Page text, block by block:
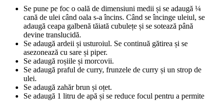
Se pune pe foc o oală de dimensiuni medii și se adaugă ¼
cană de ulei când oala s-a încins. Când se încinge uleiul, se
adaugă ceapa galbenă tăiată cubulețe și se sotează până
devine translucidă.
Se adaugă ardeii și usturoiul. Se continuă gătirea și se
asezonează cu sare și piper.
Se adaugă roșiile și morcovii.
Se adaugă praful de curry, frunzele de curry și un strop de
ulei.
Se adaugă zahăr brun și oțet.
Se adaugă 1 litru de apă și se reduce focul pentru a permite